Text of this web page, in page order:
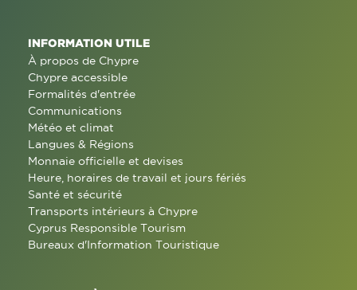
INFORMATION UTILE
À propos de Chypre
Chypre accessible
Formalités d'entrée
Communications
Météo et climat
Langues & Régions
Monnaie officielle et devises
Heure, horaires de travail et jours fériés
Santé et sécurité
Transports intérieurs à Chypre
Cyprus Responsible Tourism
Bureaux d'Information Touristique